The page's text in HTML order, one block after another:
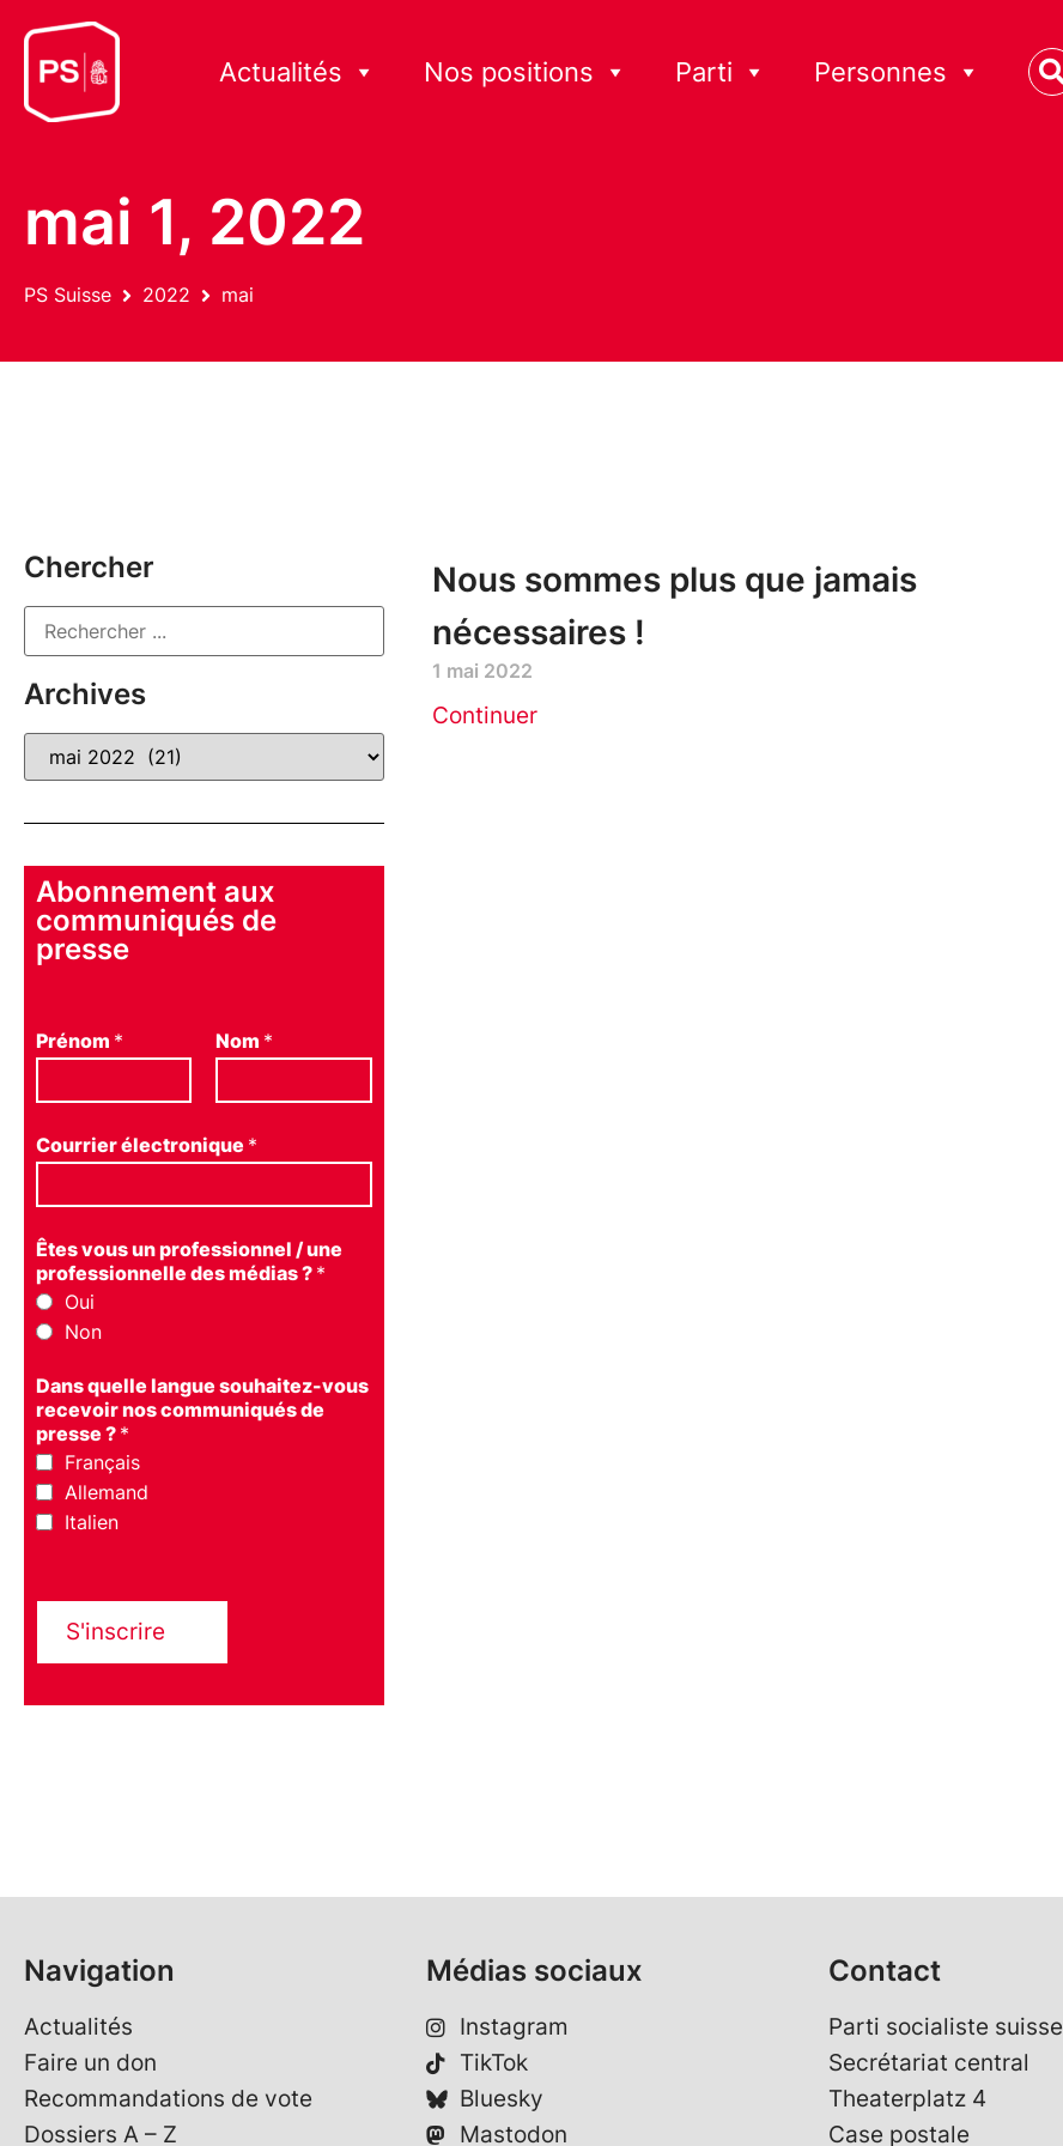
Actualités Nos positions Parti Personnes
mai 1, 2022
PS Suisse 2022 mai
Chercher
Archives
Abonnement aux
communiqués de
presse
Prénom * Nom *
Courrier électronique *
Êtes vous un professionnel / une
professionnelle des médias ? *
Oui
Non
Dans quelle langue souhaitez-vous
recevoir nos communiqués de
presse ? *
Français
Allemand
Italien
S'inscrire
Nous sommes plus que jamais
nécessaires !
1 mai 2022
Continuer
Navigation
Actualités
Faire un don
Recommandations de vote
Dossiers A – Z
Médias sociaux
Instagram
TikTok
Bluesky
Mastodon
Contact
Parti socialiste suisse
Secrétariat central
Theaterplatz 4
Case postale